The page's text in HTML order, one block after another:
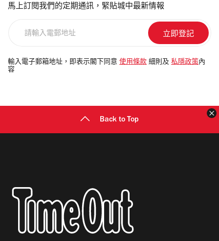
馬上訂閱我們的定期通訊，緊貼城中最新情報
電
郵
輸入電子郵箱地址，即表示閣下同意 使用條款 細則及 私隱政策 內
容
Back to Top